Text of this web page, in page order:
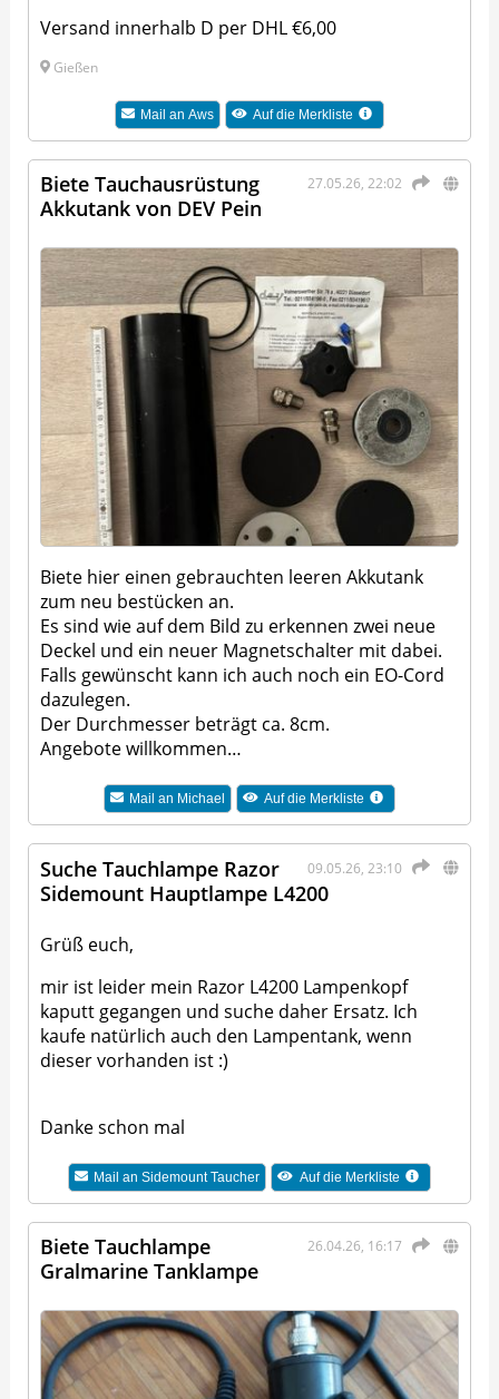
Versand innerhalb D per DHL €6,00
Gießen
Mail an Aws Auf die Merkliste
27.05.26, 22:02
Biete Tauchausrüstung
Akkutank von DEV Pein
Biete hier einen gebrauchten leeren Akkutank
zum neu bestücken an.
Es sind wie auf dem Bild zu erkennen zwei neue
Deckel und ein neuer Magnetschalter mit dabei.
Falls gewünscht kann ich auch noch ein EO-Cord
dazulegen.
Der Durchmesser beträgt ca. 8cm.
Angebote willkommen…
Mail an Michael Auf die Merkliste
09.05.26, 23:10
Suche Tauchlampe Razor
Sidemount Hauptlampe L4200
Grüß euch,
mir ist leider mein Razor L4200 Lampenkopf
kaputt gegangen und suche daher Ersatz. Ich
kaufe natürlich auch den Lampentank, wenn
dieser vorhanden ist :)
Danke schon mal
Mail anSidemount Taucher Auf die Merkliste
26.04.26, 16:17
Biete Tauchlampe
Gralmarine Tanklampe